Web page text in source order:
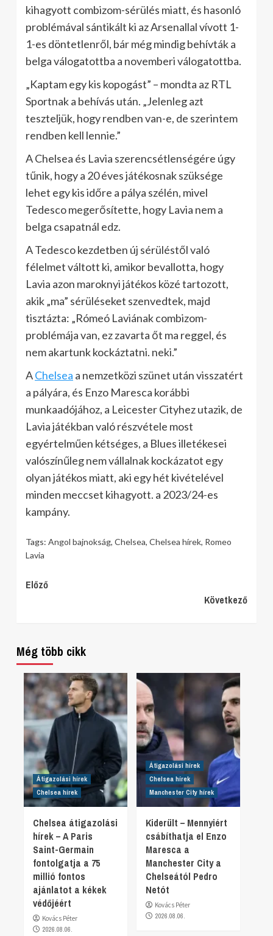
kihagyott combizom-sérülés miatt, és hasonló
problémával sántikált ki az Arsenallal vívott 1-
1-es döntetlenről, bár még mindig behívták a
belga válogatottba a novemberi válogatottba.
„Kaptam egy kis kopogást” – mondta az RTL
Sportnak a behívás után. „Jelenleg azt
teszteljük, hogy rendben van-e, de szerintem
rendben kell lennie.”
A Chelsea és Lavia szerencsétlenségére úgy
tűnik, hogy a 20 éves játékosnak szüksége
lehet egy kis időre a pálya szélén, mivel
Tedesco megerősítette, hogy Lavia nem a
belga csapatnál edz.
A Tedesco kezdetben új sérüléstől való
félelmet váltott ki, amikor bevallotta, hogy
Lavia azon maroknyi játékos közé tartozott,
akik „ma” sérüléseket szenvedtek, majd
tisztázta: „Rómeó Laviának combizom-
problémája van, ez zavarta őt ma reggel, és
nem akartunk kockáztatni. neki.”
AChelsea a nemzetközi szünet után visszatért
a pályára, és Enzo Maresca korábbi
munkaadójához, a Leicester Cityhez utazik, de
Lavia játékban való részvétele most
egyértelműen kétséges, a Blues illetékesei
valószínűleg nem vállalnak kockázatot egy
olyan játékos miatt, aki egy hét kivételével
minden meccset kihagyott. a 2023/24-es
kampány.
Tags: Angol bajnokság, Chelsea, Chelsea hírek, Romeo
Lavia
Continue
Előző
Következő
Még több cikk
Átigazolási hírek
Chelsea hírek
Chelsea átigazolási
hírek – A Paris
Saint-Germain
fontolgatja a 75
millió fontos
ajánlatot a kékek
védőjéért
Kovács Péter
2026.08.06.
Átigazolási hírek
Chelsea hírek
Manchester City hírek
Kiderült – Mennyiért
csábíthatja el Enzo
Maresca a
Manchester City a
Chelseától Pedro
Netót
Kovács Péter
2026.08.06.